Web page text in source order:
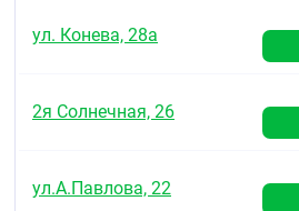
ул. Конева, 28а
2я Солнечная, 26
ул.А.Павлова, 22